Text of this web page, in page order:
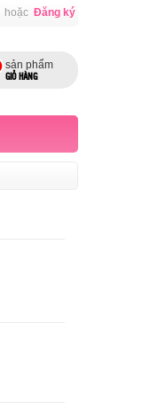
hoặc Đăng ký
sản phẩm
GIỎ HÀNG